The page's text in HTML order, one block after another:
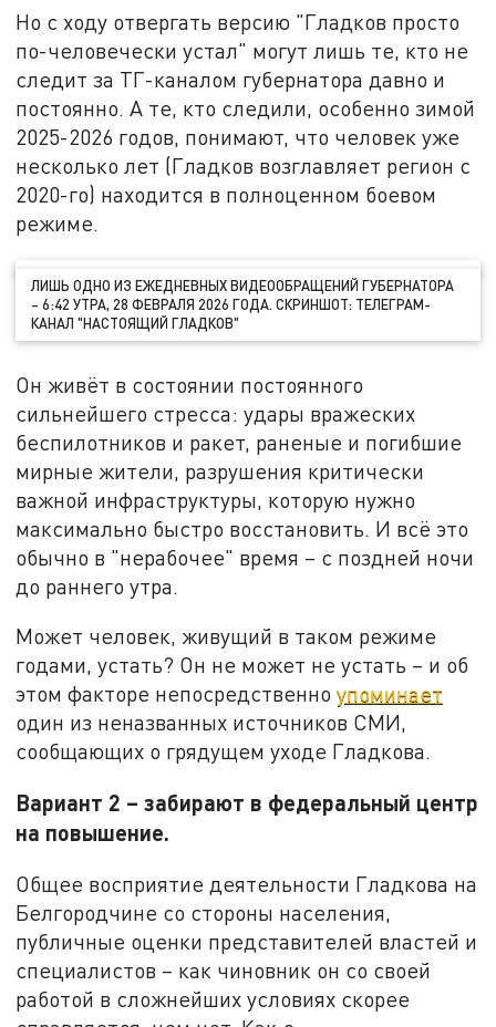
Но с ходу отвергать версию "Гладков просто
по-человечески устал" могут лишь те, кто не
следит за ТГ-каналом губернатора давно и
постоянно. А те, кто следили, особенно зимой
2025-2026 годов, понимают, что человек уже
несколько лет (Гладков возглавляет регион с
2020-го) находится в полноценном боевом
режиме.
ЛИШЬ ОДНО ИЗ ЕЖЕДНЕВНЫХ ВИДЕООБРАЩЕНИЙ ГУБЕРНАТОРА
– 6:42 УТРА, 28 ФЕВРАЛЯ 2026 ГОДА. СКРИНШОТ: ТЕЛЕГРАМ-
КАНАЛ "НАСТОЯЩИЙ ГЛАДКОВ"
Он живёт в состоянии постоянного
сильнейшего стресса: удары вражеских
беспилотников и ракет, раненые и погибшие
мирные жители, разрушения критически
важной инфраструктуры, которую нужно
максимально быстро восстановить. И всё это
обычно в "нерабочее" время – с поздней ночи
до раннего утра.
Может человек, живущий в таком режиме
годами, устать? Он не может не устать – и об
этом факторе непосредственноупоминает
один из неназванных источников СМИ,
сообщающих о грядущем уходе Гладкова.
Вариант 2 – забирают в федеральный центр
на повышение.
Общее восприятие деятельности Гладкова на
Белгородчине со стороны населения,
публичные оценки представителей властей и
специалистов – как чиновник он со своей
работой в сложнейших условиях скорее